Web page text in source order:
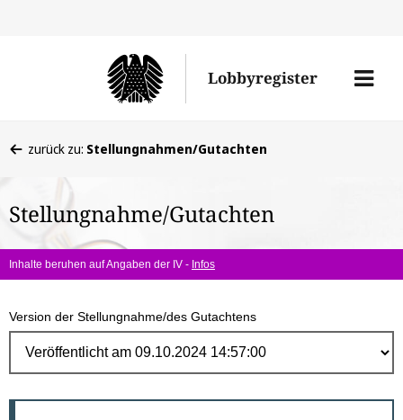
Lobbyregister
Menü
befinden
hier:
zurück zu: Stellungnahmen/Gutachten
Stellungnahme/Gutachten
Inhalte beruhen auf Angaben der IV - Infos
Version der Stellungnahme/des Gutachtens